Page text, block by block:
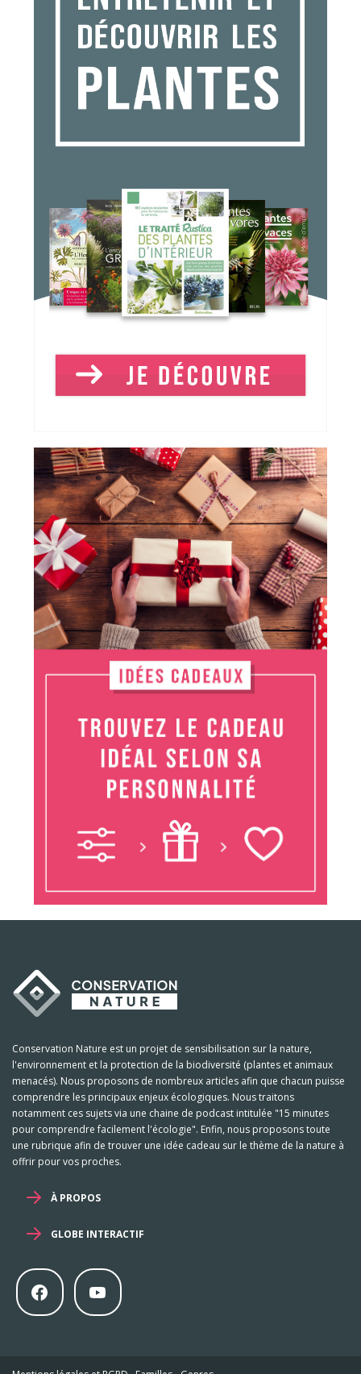
Conservation Nature est un projet de sensibilisation sur la nature,
l'environnement et la protection de la biodiversité (plantes et animaux
menacés). Nous proposons de nombreux articles afin que chacun puisse
comprendre les principaux enjeux écologiques. Nous traitons
notamment ces sujets via une chaine de podcast intitulée "15 minutes
pour comprendre facilement l'écologie". Enfin, nous proposons toute
une rubrique afin de trouver une idée cadeau sur le thème de la nature à
offrir pour vos proches.
À PROPOS
GLOBE INTERACTIF